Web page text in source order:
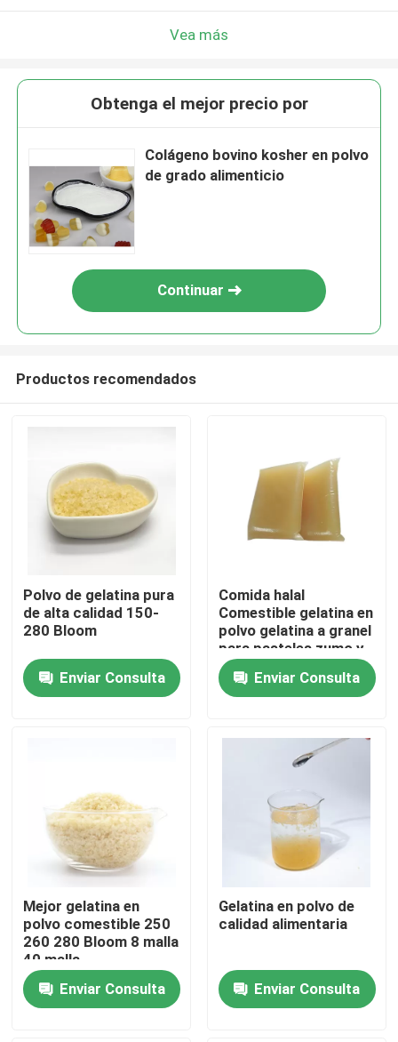
En casa
Sobre nosotros
Control de calidad
Contacta con nosotros
Noticias
Solicitar una cita
Vea más
Obtenga el mejor precio por
Colágeno bovino kosher en polvo
de grado alimenticio
Continuar
Productos recomendados
Polvo de gelatina pura
de alta calidad 150-
280 Bloom
Enviar Consulta
Comida halal
Comestible gelatina en
polvo gelatina a granel
para pasteles zumo y
postres
Enviar Consulta
Mejor gelatina en
polvo comestible 250
260 280 Bloom 8 malla
40 malla
Enviar Consulta
Gelatina en polvo de
calidad alimentaria
Enviar Consulta